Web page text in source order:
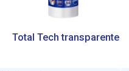
Total Tech transparente